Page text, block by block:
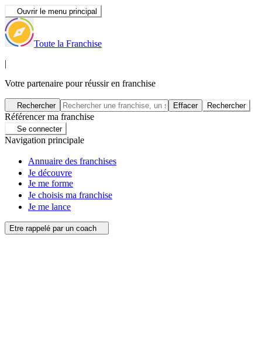
Ouvrir le menu principal
Toute la Franchise
|
Votre partenaire pour réussir en franchise
Rechercher Effacer Rechercher
Référencer ma franchise
Se connecter
Navigation principale
Annuaire des franchises
Je découvre
Je me forme
Je choisis ma franchise
Je me lance
Etre rappelé par un coach